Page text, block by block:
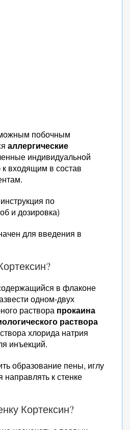
побочным
аллергические
индивидуальной
к входящим в состав
по
и дозировка)
для введения в
в флаконе
одном-двух
раствора прокаина
раствора
хлорида натрия
инъекций.
образование пены, иглу
направлять к стенке
Кортексин?